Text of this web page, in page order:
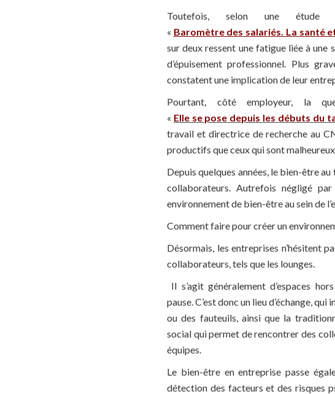
Toutefois, selon une
« Baromètre des salariés. La santé
sur deux ressent une fatigue liée à
d’épuisement professionnel. Plus
constatent une implication de leur
Pourtant, côté employeur, la
« Elle se pose depuis les débuts du
travail et directrice de recherche au
productifs que ceux qui sont
Depuis quelques années, le bien-être
collaborateurs. Autrefois négligé
environnement de bien-être au sein de
Comment faire pour créer un
Désormais, les entreprises n’hésitent
collaborateurs, tels que les lounges.
Il s’agit généralement d’espaces
pause. C’est donc un lieu d’échange,
ou des fauteuils, ainsi que la
social qui permet de rencontrer des
équipes.
Le bien-être en entreprise passe
détection des facteurs et des risques